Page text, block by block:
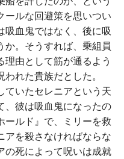
ールな回避策を思いつい
吸血鬼ではなく、後に吸
か。そうすれば、乗組員
由として筋が通るよう
れた貴族だとした。
ていたセレニアという天
、彼は吸血鬼になったの
ールド』で、ミリーを救
アを殺さなければならな
の死によって呪いは成就